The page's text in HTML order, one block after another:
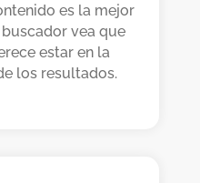
es la mejor
vea que
estar en la
los resultados.